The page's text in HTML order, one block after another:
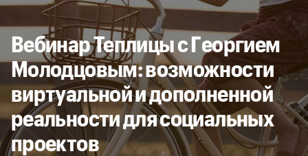
Вебинар Теплицы с Георгием
Молодцовым: возможности
виртуальной и дополненной
реальности для социальных
проектов